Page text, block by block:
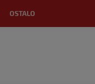
OSTALO